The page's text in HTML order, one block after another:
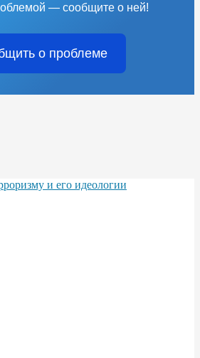
— сообщите о ней!
о проблеме